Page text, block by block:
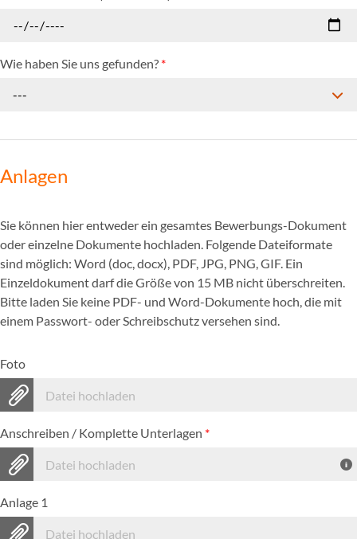
Wie haben Sie uns gefunden? *
---
Anlagen
Sie können hier entweder ein gesamtes Bewerbungs-Dokument
oder einzelne Dokumente hochladen. Folgende Dateiformate
sind möglich: Word (doc, docx), PDF, JPG, PNG, GIF. Ein
Einzeldokument darf die Größe von 15 MB nicht überschreiten.
Bitte laden Sie keine PDF- und Word-Dokumente hoch, die mit
einem Passwort- oder Schreibschutz versehen sind.
Foto
Datei hochladen
Anschreiben / Komplette Unterlagen *
Datei hochladen
Anlage 1
Datei hochladen